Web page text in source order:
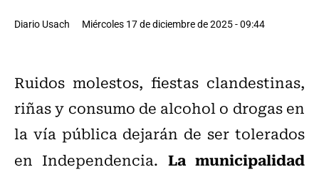
Diario Usach Miércoles 17 de diciembre de 2025 - 09:44
Ruidos molestos, fiestas clandestinas,
riñas y consumo de alcohol o drogas en
la vía pública dejarán de ser tolerados
en Independencia. La municipalidad